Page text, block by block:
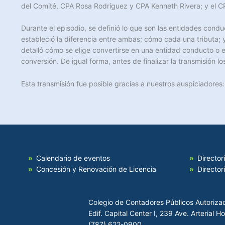
del Comité, CPA Rosa Rodríguez y CPA Kenneth Rivera; y el
Durante el episodio, se definió lo que son las entidades
estableció la diferencia entre ambas; cómo cada una tributa;
detalló cómo se elige convertirse en una entidad conducto
conversión. De igual forma, antes de finalizar la transmisión
Esta transmisión fue posible gracias a nuestros
Calendario de eventos
Concesión y Renovación de Licencia
Colegio de Contadores Públicos
Edif. Capital Center I, 239 Ave. Arterial